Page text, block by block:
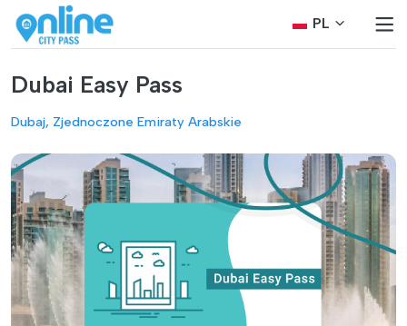
PL
Dubai Easy Pass
Dubaj, Zjednoczone Emiraty Arabskie